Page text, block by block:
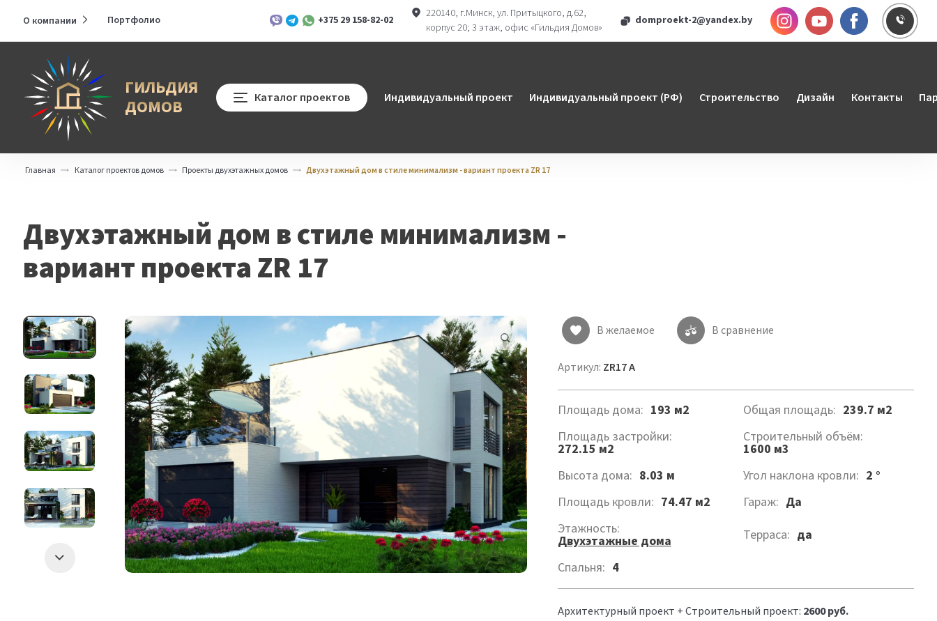
О компании
Развернуть
меню
Портфолио
+375 29 158-82-02
220140, г.Минск, ул. Притыцкого, д.62,
корпус 20; 3 этаж, офис «Гильдия Домов»
domproekt-2@yandex.by Инстаграм
YouTube
ГИЛЬДИЯ
ДОМОВ
Каталог проектов Индивидуальный проект Индивидуальный проект (РФ) Строительство Дизайн Контакты
Главная Каталог проектов домов Проекты двухэтажных домов Двухэтажный дом в стиле минимализм - вариант проекта ZR 17
Двухэтажный дом в стиле минимализм -
вариант проекта ZR 17
В желаемое В сравнение
Артикул: ZR17 A
Площадь дома: 193 м2 Общая площадь: 239.7 м2
Площадь застройки:
272.15 м2
Строительный объём:
1600 м3
Высота дома: 8.03 м Угол наклона кровли: 2 °
Площадь кровли: 74.47 м2 Гараж: Да
Этажность:
Двухэтажные дома Терраса: да
Спальня: 4
Архитектурный проект + Строительный проект: 2600 руб.
Следующий слайд